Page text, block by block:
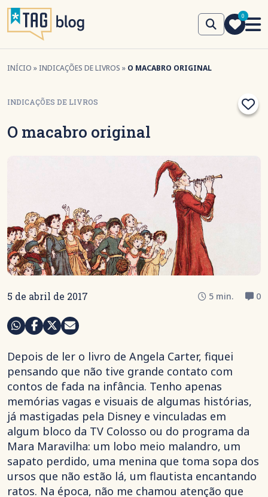
0
INÍCIO »INDICAÇÕES DE LIVROS » O MACABRO ORIGINAL
INDICAÇÕES DE LIVROS
O macabro original
5 de abril de 2017 5 min. 0
Depois de ler o livro de Angela Carter, fiquei
pensando que não tive grande contato com
contos de fada na infância. Tenho apenas
memórias vagas e visuais de algumas histórias,
já mastigadas pela Disney e vinculadas em
algum bloco da TV Colosso ou do programa da
Mara Maravilha: um lobo meio malandro, um
sapato perdido, uma menina que toma sopa dos
ursos que não estão lá, um flautista encantando
ratos. Na época, não me chamou atenção que